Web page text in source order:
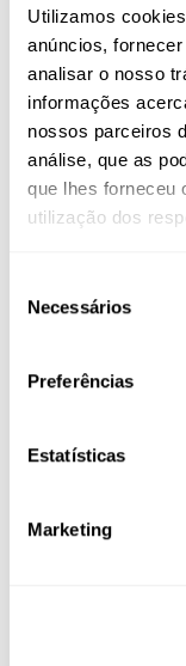
Utilizamos
anúncios,
analisar o nosso
informações
nossos parceiros
análise, que as
que lhes forneceu
utilização dos
Necessários
Preferências
Estatísticas
Marketing
O padel e o
são um
estes
oferecendo
que
Raquetes,
projetados
acompanhá-
Junte-se à